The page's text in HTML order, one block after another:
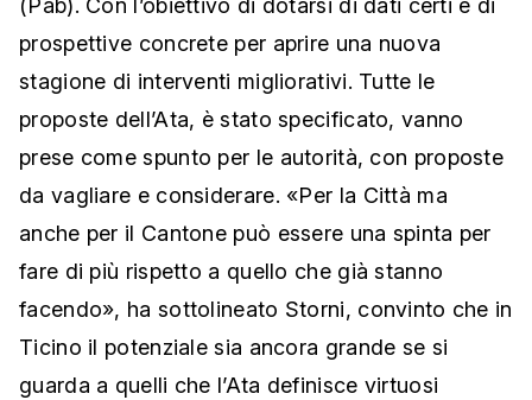
(Pab). Con l’obiettivo di dotarsi di dati certi e di
prospettive concrete per aprire una nuova
stagione di interventi migliorativi. Tutte le
proposte dell’Ata, è stato specificato, vanno
prese come spunto per le autorità, con proposte
da vagliare e considerare. «Per la Città ma
anche per il Cantone può essere una spinta per
fare di più rispetto a quello che già stanno
facendo», ha sottolineato Storni, convinto che in
Ticino il potenziale sia ancora grande se si
guarda a quelli che l’Ata definisce virtuosi